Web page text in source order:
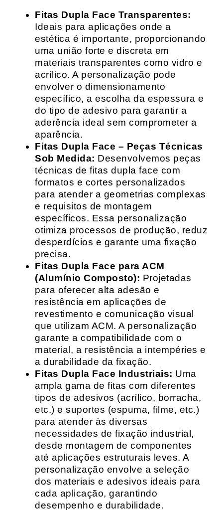
Fitas Dupla Face Transparentes:
Ideais para aplicações onde a
estética é importante, proporcionando
uma união forte e discreta em
materiais transparentes como vidro e
acrílico. A personalização pode
envolver o dimensionamento
específico, a escolha da espessura e
do tipo de adesivo para garantir a
aderência ideal sem comprometer a
aparência.
Fitas Dupla Face – Peças Técnicas
Sob Medida: Desenvolvemos peças
técnicas de fitas dupla face com
formatos e cortes personalizados
para atender a geometrias complexas
e requisitos de montagem
específicos. Essa personalização
otimiza processos de produção, reduz
desperdícios e garante uma fixação
precisa.
Fitas Dupla Face para ACM
(Alumínio Composto): Projetadas
para oferecer alta adesão e
resistência em aplicações de
revestimento e comunicação visual
que utilizam ACM. A personalização
garante a compatibilidade com o
material, a resistência a intempéries e
a durabilidade da fixação.
Fitas Dupla Face Industriais: Uma
ampla gama de fitas com diferentes
tipos de adesivos (acrílico, borracha,
etc.) e suportes (espuma, filme, etc.)
para atender às diversas
necessidades de fixação industrial,
desde montagem de componentes
até aplicações estruturais leves. A
personalização envolve a seleção
dos materiais e adesivos ideais para
cada aplicação, garantindo
desempenho e durabilidade.